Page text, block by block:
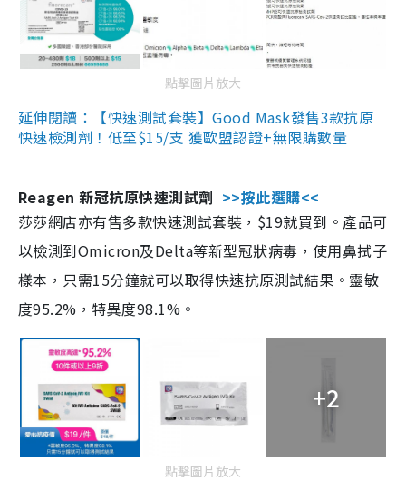
點擊圖片放大
延伸閱讀：【快速測試套裝】Good Mask發售3款抗原
快速檢測劑！低至$15/支 獲歐盟認證+無限購數量
Reagen 新冠抗原快速測試劑 >>按此選購<<
莎莎網店亦有售多款快速測試套裝，$19就買到。產品可
以檢測到Omicron及Delta等新型冠狀病毒，使用鼻拭子
樣本，只需15分鐘就可以取得快速抗原測試結果。靈敏
度95.2%，特異度98.1%。
+2
點擊圖片放大